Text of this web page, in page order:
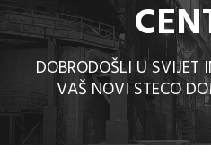
DOBRODOŠLI U SVIJET
VAŠ NOVI STECO